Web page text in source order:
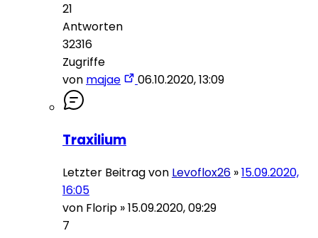
21
Antworten
32316
Zugriffe
von majae 06.10.2020, 13:09
Traxilium
Letzter Beitrag von Levoflox26 »15.09.2020,
16:05
von Florip »15.09.2020, 09:29
7